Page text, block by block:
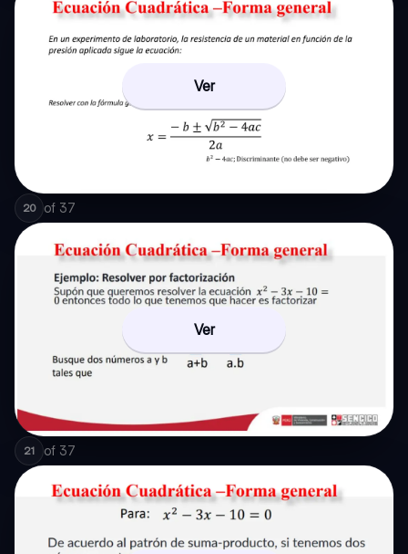
Ver
20 of 37
Ver
21 of 37